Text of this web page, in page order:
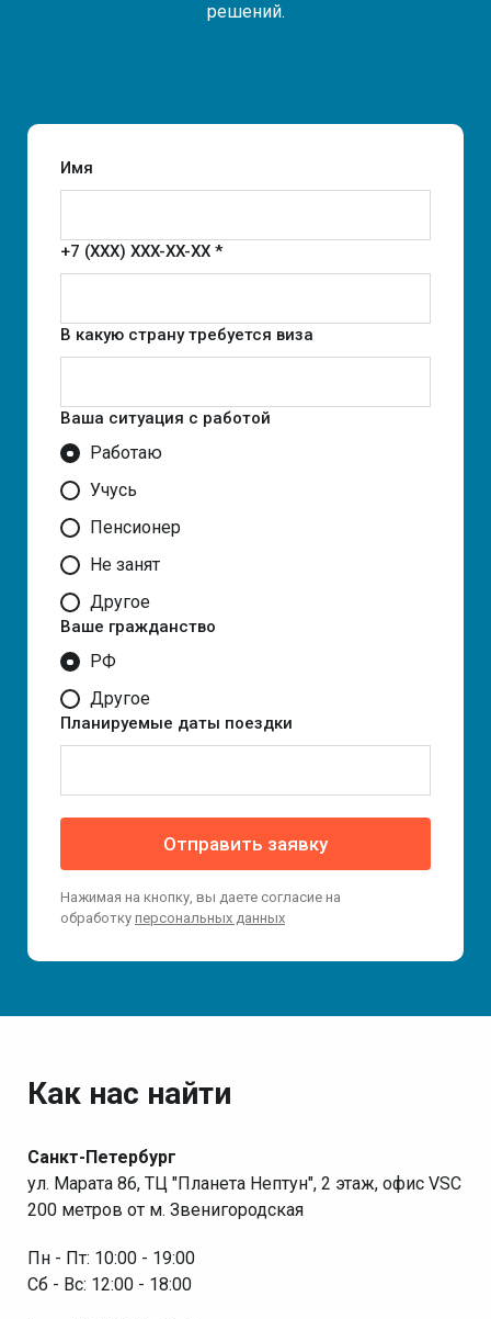
решений.
Имя
+7 (XXX) XXX-XX-XX *
В какую страну требуется виза
Ваша ситуация с работой
Работаю
Учусь
Пенсионер
Не занят
Другое
Ваше гражданство
РФ
Другое
Планируемые даты поездки
Отправить заявку
Нажимая на кнопку, вы даете согласие на
обработку персональных данных
Как нас найти
Санкт-Петербург
ул. Марата 86, ТЦ "Планета Нептун", 2 этаж, офис VSC
200 метров от м. Звенигородская
Пн - Пт: 10:00 - 19:00
Сб - Вс: 12:00 - 18:00